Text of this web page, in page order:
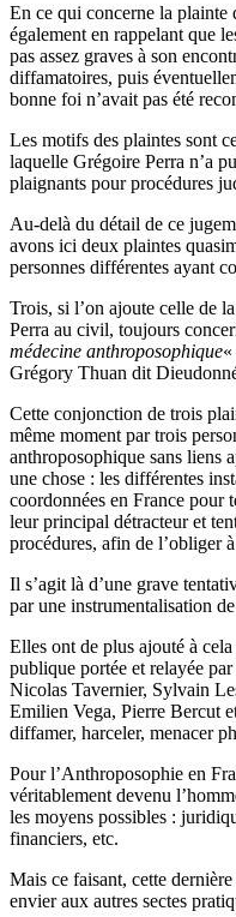
En ce qui concerne la
également en rappelant que
pas assez graves à son
diffamatoires, puis
bonne foi n’avait pas été
Les motifs des plaintes sont
laquelle Grégoire Perra n’a
plaignants pour procédures
Au-delà du détail de ce
avons ici deux plaintes
personnes différentes ayant
Trois, si l’on ajoute celle de
Perra au civil, toujours
médecine anthroposophique
Grégory Thuan dit
Cette conjonction de trois
même moment par trois
anthroposophique sans liens
une chose : les différentes
coordonnées en France pour
leur principal détracteur et
procédures, afin de l’obliger
Il s’agit là d’une grave
par une instrumentalisation
Elles ont de plus ajouté à
publique portée et relayée
Nicolas Tavernier, Sylvain
Emilien Vega, Pierre Bercut
diffamer, harceler, menacer
Pour l’Anthroposophie en
véritablement devenu
les moyens possibles :
financiers, etc.
Mais ce faisant, cette
envier aux autres sectes